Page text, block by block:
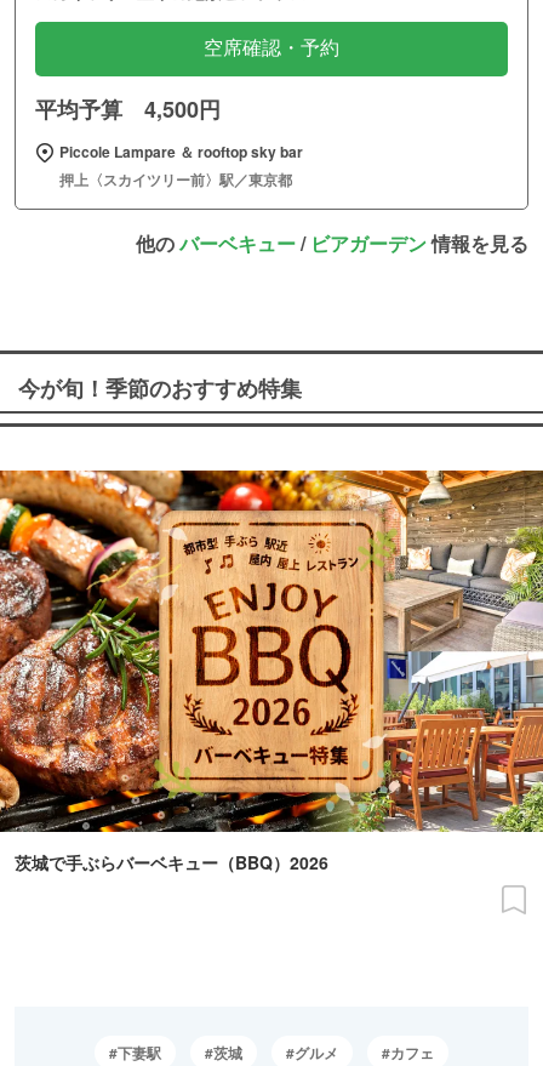
空席確認・予約
平均予算 4,500円
Piccole Lampare ＆ rooftop sky bar
押上〈スカイツリー前〉駅／東京都
他のバーベキュー/ ビアガーデン情報を見る
今が旬！季節のおすすめ特集
茨城で手ぶらバーベキュー（BBQ）2026
下妻駅 茨城 グルメ カフェ